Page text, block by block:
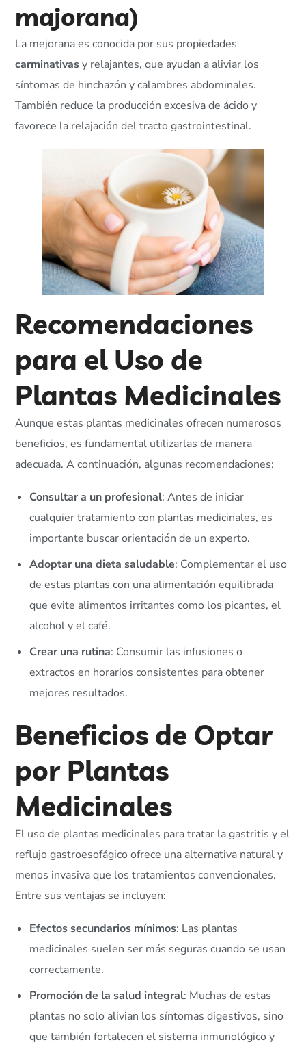
majorana)
La mejorana es conocida por sus propiedades
carminativasy relajantes, que ayudan a aliviar los
síntomas de hinchazón y calambres abdominales.
También reduce la producción excesiva de ácido y
favorece la relajación del tracto gastrointestinal.
Recomendaciones
para el Uso de
Plantas Medicinales
Aunque estas plantas medicinales ofrecen numerosos
beneficios, es fundamental utilizarlas de manera
adecuada. A continuación, algunas recomendaciones:
Consultar a un profesional: Antes de iniciar
cualquier tratamiento con plantas medicinales, es
importante buscar orientación de un experto.
Adoptar una dieta saludable: Complementar el uso
de estas plantas con una alimentación equilibrada
que evite alimentos irritantes como los picantes, el
alcohol y el café.
Crear una rutina: Consumir las infusiones o
extractos en horarios consistentes para obtener
mejores resultados.
Beneficios de Optar
por Plantas
Medicinales
El uso de plantas medicinales para tratar la gastritis y el
reflujo gastroesofágico ofrece una alternativa natural y
menos invasiva que los tratamientos convencionales.
Entre sus ventajas se incluyen:
Efectos secundarios mínimos: Las plantas
medicinales suelen ser más seguras cuando se usan
correctamente.
Promoción de la salud integral: Muchas de estas
plantas no solo alivian los síntomas digestivos, sino
que también fortalecen el sistema inmunológico y